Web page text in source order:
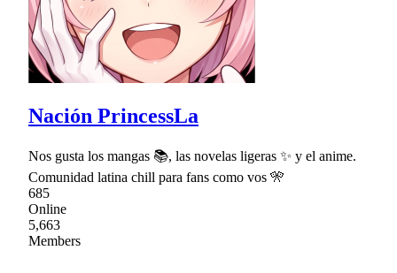
Nación PrincessLa
Nos gusta los mangas 📚, las novelas ligeras ✨ y el anime.
Comunidad latina chill para fans como vos 🎌
685
Online
5,663
Members